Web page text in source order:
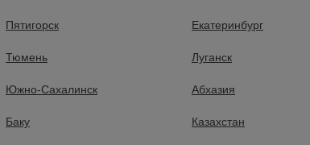
Пятигорск Екатеринбург
Тюмень Луганск
Южно-Сахалинск Абхазия
Баку Казахстан